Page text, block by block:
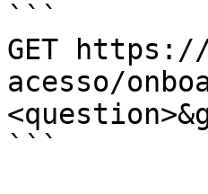
```
GET
acesso/
```